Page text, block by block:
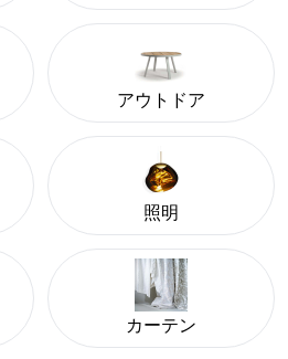
アウトドア
照明
カーテン